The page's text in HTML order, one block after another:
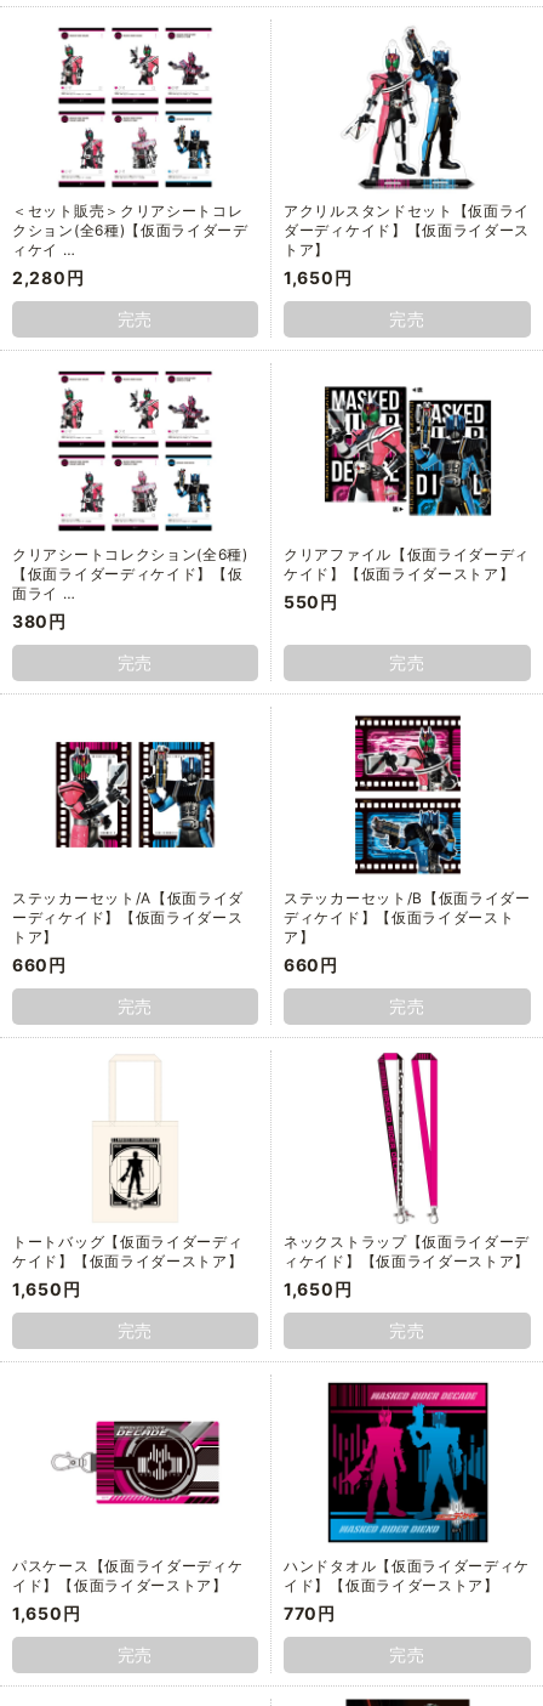
＜セット販売＞クリアシートコレ
クション(全6種)【仮面ライダーデ
ィケイ …
2,280円
完売
アクリルスタンドセット【仮面ライ
ダーディケイド】【仮面ライダース
トア】
1,650円
完売
クリアシートコレクション(全6種)
【仮面ライダーディケイド】【仮
面ライ …
380円
完売
クリアファイル【仮面ライダーディ
ケイド】【仮面ライダーストア】
550円
完売
ステッカーセット/A【仮面ライダ
ーディケイド】【仮面ライダース
トア】
660円
完売
ステッカーセット/B【仮面ライダー
ディケイド】【仮面ライダースト
ア】
660円
完売
トートバッグ【仮面ライダーディ
ケイド】【仮面ライダーストア】
1,650円
完売
ネックストラップ【仮面ライダーデ
ィケイド】【仮面ライダーストア】
1,650円
完売
パスケース【仮面ライダーディケ
イド】【仮面ライダーストア】
1,650円
完売
ハンドタオル【仮面ライダーディケ
イド】【仮面ライダーストア】
770円
完売